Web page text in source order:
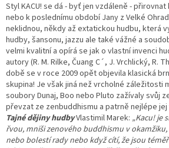
Styl KACU! se dá - byť jen vzdáleně -
nebo k poslednímu období Jany z Velké
neklidnou, někdy až extatickou hudbu, která
hudby, šansonu, jazzu ale také vážné a
velmi kvalitní a opírá se jak o vlastní invenci
autory (R. M. Rilke, Čuang C´, J. Vrchlický, R.
době se v roce 2009 opět objevila klasická
skupina! Je však jiná než vrcholné záležitosti
soubory Dunaj, Boo nebo Pluto zažívaly svůj
převzat ze zenbuddhismu a patrně nejlépe
Tajné dějiny hudbyVlastimil Marek: „Kacu! je
řvou, mniši zenového buddhismu v
nebo bolestí rady nebo když cítí, že jsou